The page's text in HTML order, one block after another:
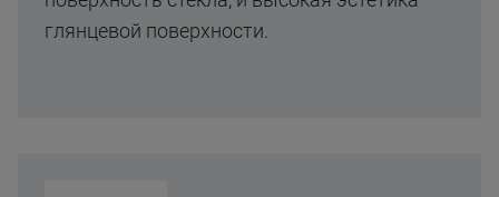
глянцевой поверхности.